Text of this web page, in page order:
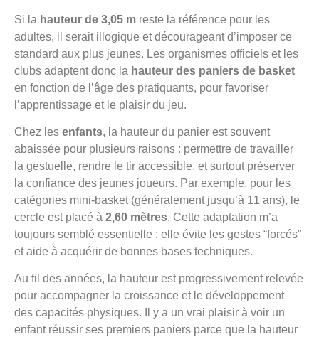
Si la hauteur de 3,05 m reste la référence pour les
adultes, il serait illogique et décourageant d’imposer ce
standard aux plus jeunes. Les organismes officiels et les
clubs adaptent donc la hauteur des paniers de basket
en fonction de l’âge des pratiquants, pour favoriser
l’apprentissage et le plaisir du jeu.
Chez les enfants, la hauteur du panier est souvent
abaissée pour plusieurs raisons : permettre de travailler
la gestuelle, rendre le tir accessible, et surtout préserver
la confiance des jeunes joueurs. Par exemple, pour les
catégories mini-basket (généralement jusqu’à 11 ans), le
cercle est placé à 2,60 mètres. Cette adaptation m’a
toujours semblé essentielle : elle évite les gestes “forcés”
et aide à acquérir de bonnes bases techniques.
Au fil des années, la hauteur est progressivement relevée
pour accompagner la croissance et le développement
des capacités physiques. Il y a un vrai plaisir à voir un
enfant réussir ses premiers paniers parce que la hauteur